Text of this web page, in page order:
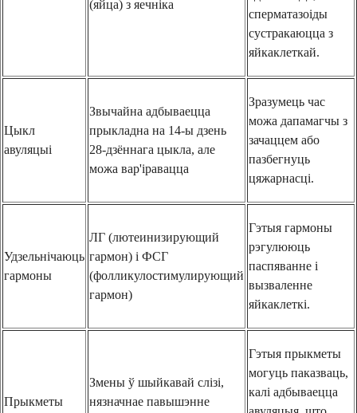
(яйца) з яечніка
сперматазоіды
сустракаюцца з
яйкаклеткай.
Цыкл
авуляцыі
Звычайна адбываецца
прыкладна на 14-ы дзень
28-дзённага цыкла, але
можа вар'іравацца
Зразумець час
можа дапамагчы з
зачаццем або
пазбегнуць
цяжарнасці.
Удзельнічаюць
гармоны
ЛГ (лютеинизирующий
гармон) і ФСГ
(фолликулостимулирующий
гармон)
Гэтыя гармоны
рэгулююць
паспяванне і
вызваленне
яйкаклеткі.
Прыкметы
Змены ў шыйкавай слізі,
нязначнае павышэнне
Гэтыя прыкметы
могуць паказваць,
калі адбываецца